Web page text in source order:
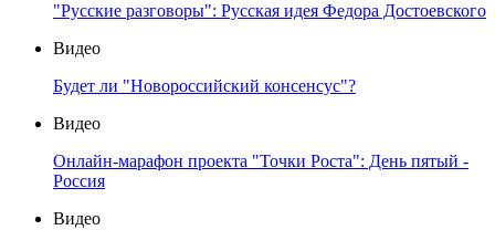
"Русские разговоры": Русская идея Федора Достоевского
Видео
Будет ли "Новороссийский консенсус"?
Видео
Онлайн-марафон проекта "Точки Роста": День пятый -
Россия
Видео